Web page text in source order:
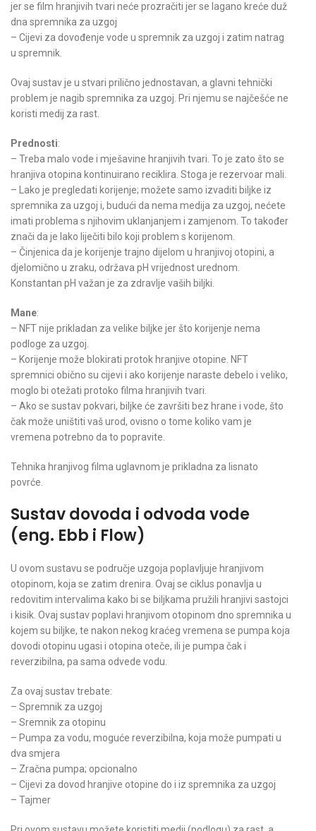
jer se film hranjivih tvari neće prozračiti jer se lagano kreće duž
dna spremnika za uzgoj
– Cijevi za dovođenje vode u spremnik za uzgoj i zatim natrag
u spremnik.
Ovaj sustav je u stvari prilično jednostavan, a glavni tehnički
problem je nagib spremnika za uzgoj. Pri njemu se najčešće ne
koristi medij za rast.
Prednosti:
– Treba malo vode i mješavine hranjivih tvari. To je zato što se
hranjiva otopina kontinuirano reciklira. Stoga je rezervoar mali.
– Lako je pregledati korijenje; možete samo izvaditi biljke iz
spremnika za uzgoj i, budući da nema medija za uzgoj, nećete
imati problema s njihovim uklanjanjem i zamjenom. To također
znači da je lako liječiti bilo koji problem s korijenom.
– Činjenica da je korijenje trajno dijelom u hranjivoj otopini, a
djelomično u zraku, održava pH vrijednost urednom.
Konstantan pH važan je za zdravlje vaših biljki.
Mane:
– NFT nije prikladan za velike biljke jer što korijenje nema
podloge za uzgoj.
– Korijenje može blokirati protok hranjive otopine. NFT
spremnici obično su cijevi i ako korijenje naraste debelo i veliko,
moglo bi otežati protoko filma hranjivih tvari.
– Ako se sustav pokvari, biljke će završiti bez hrane i vode, što
čak može uništiti vaš urod, ovisno o tome koliko vam je
vremena potrebno da to popravite.
Tehnika hranjivog filma uglavnom je prikladna za lisnato
povrće.
Sustav dovoda i odvoda vode
(eng. Ebb i Flow)
U ovom sustavu se područje uzgoja poplavljuje hranjivom
otopinom, koja se zatim drenira. Ovaj se ciklus ponavlja u
redovitim intervalima kako bi se biljkama pružili hranjivi sastojci
i kisik. Ovaj sustav poplavi hranjivom otopinom dno spremnika u
kojem su biljke, te nakon nekog kraćeg vremena se pumpa koja
dovodi otopinu ugasi i otopina oteče, ili je pumpa čak i
reverzibilna, pa sama odvede vodu.
Za ovaj sustav trebate:
– Spremnik za uzgoj
– Sremnik za otopinu
– Pumpa za vodu, moguće reverzibilna, koja može pumpati u
dva smjera
– Zračna pumpa; opcionalno
– Cijevi za dovod hranjive otopine do i iz spremnika za uzgoj
– Tajmer